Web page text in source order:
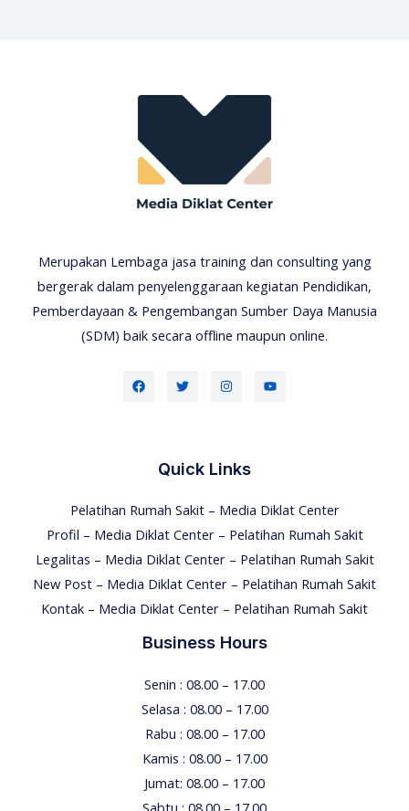
Merupakan Lembaga jasa training dan consulting yang
bergerak dalam penyelenggaraan kegiatan Pendidikan,
Pemberdayaan & Pengembangan Sumber Daya Manusia
(SDM) baik secara offline maupun online.
Quick Links
Pelatihan Rumah Sakit – Media Diklat Center
Profil – Media Diklat Center – Pelatihan Rumah Sakit
Legalitas – Media Diklat Center – Pelatihan Rumah Sakit
New Post – Media Diklat Center – Pelatihan Rumah Sakit
Kontak – Media Diklat Center – Pelatihan Rumah Sakit
Business Hours
Senin : 08.00 – 17.00
Selasa : 08.00 – 17.00
Rabu : 08.00 – 17.00
Kamis : 08.00 – 17.00
Jumat: 08.00 – 17.00
Sabtu : 08.00 – 17.00